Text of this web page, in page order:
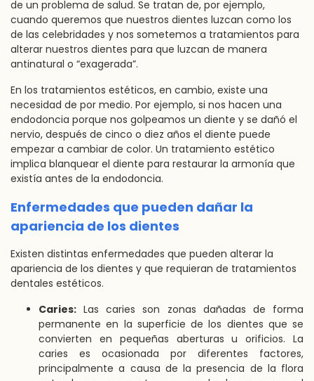
de un problema de salud. Se tratan de, por ejemplo,
cuando queremos que nuestros dientes luzcan como los
de las celebridades y nos sometemos a tratamientos para
alterar nuestros dientes para que luzcan de manera
antinatural o “exagerada”.
En los tratamientos estéticos, en cambio, existe una
necesidad de por medio. Por ejemplo, si nos hacen una
endodoncia porque nos golpeamos un diente y se dañó el
nervio, después de cinco o diez años el diente puede
empezar a cambiar de color. Un tratamiento estético
implica blanquear el diente para restaurar la armonía que
existía antes de la endodoncia.
Enfermedades que pueden dañar la
apariencia de los dientes
Existen distintas enfermedades que pueden alterar la
apariencia de los dientes y que requieran de tratamientos
dentales estéticos.
Caries: Las caries son zonas dañadas de forma
permanente en la superficie de los dientes que se
convierten en pequeñas aberturas u orificios. La
caries es ocasionada por diferentes factores,
principalmente a causa de la presencia de la flora